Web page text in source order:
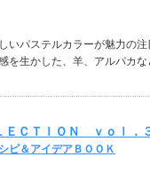
いパステルカラーが魅力の注
を生かした、羊、アルパカな
ＥＣＴＩＯＮ ｖｏｌ．
ピ＆アイデアＢＯＯＫ